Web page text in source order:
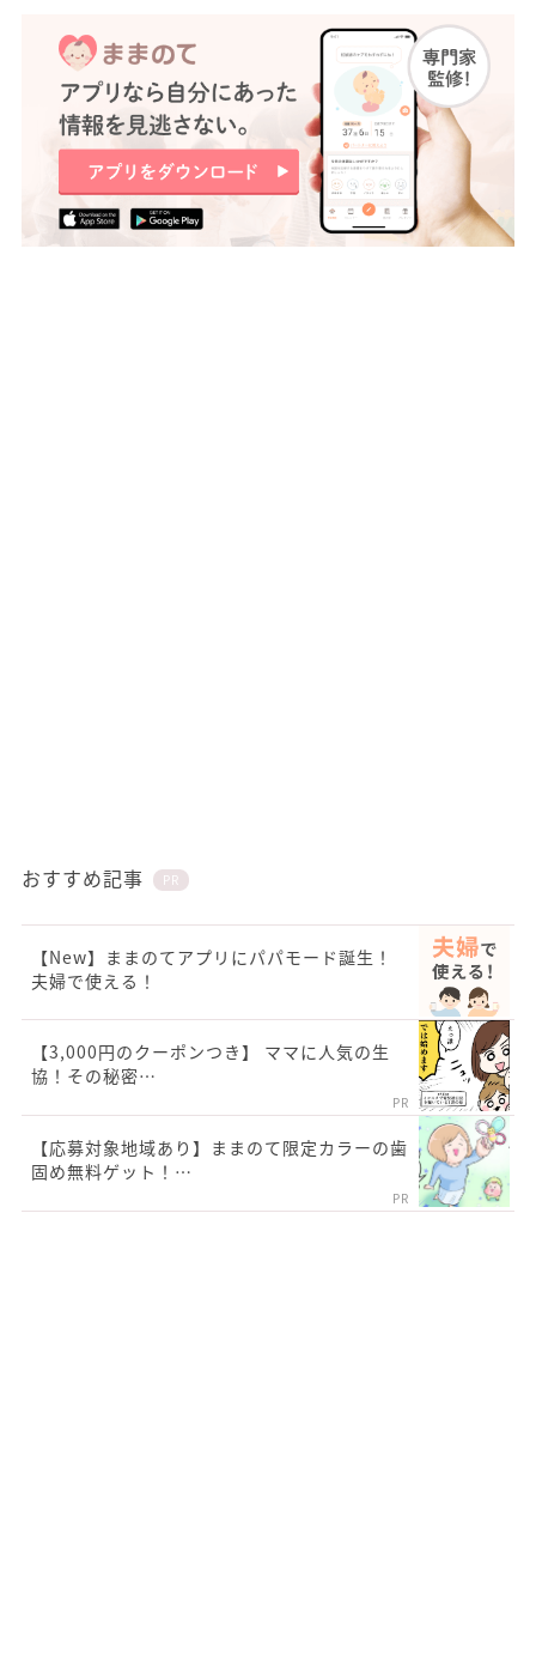
おすすめ記事 PR
【New】ままのてアプリにパパモード誕生！
夫婦で使える！
【3,000円のクーポンつき】 ママに人気の生
協！その秘密…
PR
【応募対象地域あり】ままのて限定カラーの歯
固め無料ゲット！…
PR